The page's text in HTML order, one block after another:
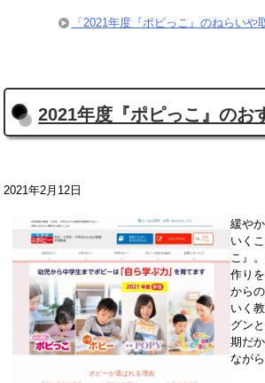
「2021年度『ポピっこ』のねらい
2021年度『ポピっこ』のお
2021年2月12日
緩や
いく
こ』
作り
から
いく
グン
期だ
なが